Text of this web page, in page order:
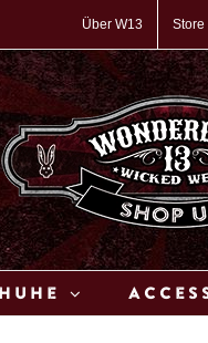
Über W13 Store